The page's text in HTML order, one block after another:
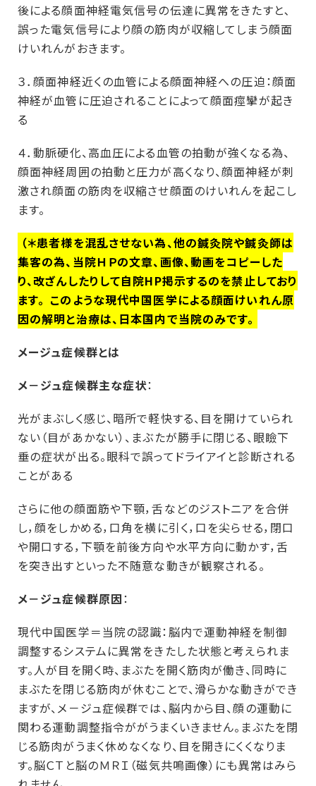
後による顔面神経電気信号の伝達に異常をきたすと､
誤った電気信号により顔の筋肉が収縮してしまう顔面
けいれんがおきます。
３．顔面神経近くの血管による顔面神経への圧迫：顔面
神経が血管に圧迫されることによって顔面痙攣が起き
る
４．動脈硬化、高血圧による血管の拍動が強くなる為、
顔面神経周囲の拍動と圧力が高くなり、顔面神経が刺
激され顔面の筋肉を収縮させ顔面のけいれんを起こし
ます。
（＊患者様を混乱させない為、他の鍼灸院や鍼灸師は
集客の為、当院ＨＰの文章、画像、動画をコピーした
り、改ざんしたりして自院HP掲示するのを禁止しており
ます。 このような現代中国医学による顔面けいれん原
因の解明と治療は、日本国内で当院のみです。
メージュ症候群とは
メ－ジュ症候群主な症状：
光がまぶしく感じ、暗所で軽快する、目を開けていられ
ない（目があかない）、まぶたが勝手に閉じる、眼瞼下
垂の症状が出る。眼科で誤ってドライアイと診断される
ことがある
さらに他の顔面筋や下顎，舌などのジストニアを合併
し，顔をしかめる，口角を横に引く，口を尖らせる，閉口
や開口する，下顎を前後方向や水平方向に動かす，舌
を突き出すといった不随意な動きが観察される。
メ－ジュ症候群原因：
現代中国医学＝当院の認識：脳内で運動神経を制御
調整するシステムに異常をきたした状態と考えられま
す。人が目を開く時、まぶたを開く筋肉が働き、同時に
まぶたを閉じる筋肉が休むことで、滑らかな動きができ
ますが、メ－ジュ症候群では、脳内から目、顔の運動に
関わる運動調整指令ががうまくいきません。まぶたを閉
じる筋肉がうまく休めなくなり、目を開きにくくなりま
す。脳ＣＴと脳のＭＲＩ（磁気共鳴画像）にも異常はみら